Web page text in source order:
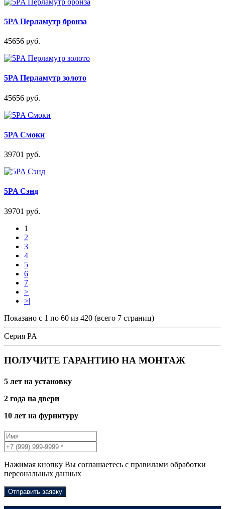
5PA Перламутр бронза
45656 руб.
5PA Перламутр золото
45656 руб.
5PA Смоки
39701 руб.
5PA Сэнд
39701 руб.
1
2
3
4
5
6
7
>
>|
Показано с 1 по 60 из 420 (всего 7 страниц)
Серия PA
ПОЛУЧИТЕ ГАРАНТИЮ НА МОНТАЖ
5 лет на установку
2 года на двери
10 лет на фурнитуру
Нажимая кнопку Вы соглашаетесь с правилами обработки
персональных данных
Отправить заявку